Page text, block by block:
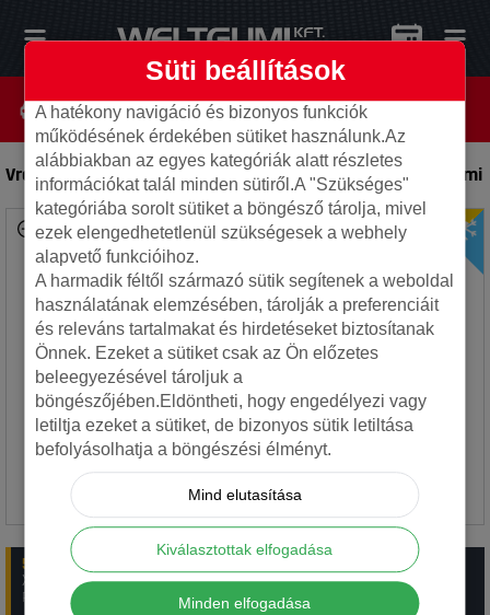
Vredestein 235/40R19 96W XL QUATRAC PRO EV-Autó gumi
5-10 munkanap 20 db Vredestein 235/40R19 96W Quatrac Pro EV
XL FSL
Rendelési szám: 43_12VR23540R190W-1502
Süti beállítások
A hatékony navigáció és bizonyos funkciók
működésének érdekében sütiket használunk.Az
alábbiakban az egyes kategóriák alatt részletes
információkat talál minden sütiről.A "Szükséges"
kategóriába sorolt sütiket a böngésző tárolja, mivel
ezek elengedhetetlenül szükségesek a webhely
alapvető funkcióihoz.
A harmadik féltől származó sütik segítenek a weboldal
használatának elemzésében, tárolják a preferenciáit
és releváns tartalmakat és hirdetéseket biztosítanak
Önnek. Ezeket a sütiket csak az Ön előzetes
beleegyezésével tároljuk a
böngészőjében.Eldöntheti, hogy engedélyezi vagy
letiltja ezeket a sütiket, de bizonyos sütik letiltása
befolyásolhatja a böngészési élményt.
Mind elutasítása
Kiválasztottak elfogadása
Minden elfogadása